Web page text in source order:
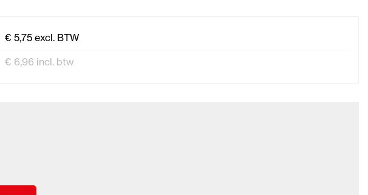
€ 5,75 excl. BTW
€ 6,96 incl. btw